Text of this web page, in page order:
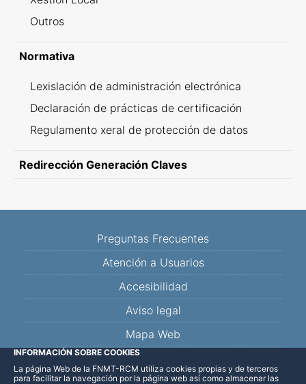
Outros
Normativa
Lexislación de administración electrónica
Declaración de prácticas de certificación
Regulamento xeral de protección de datos
Redirección Generación Claves
Preguntas Frecuentes
Atención a Usuarios
Accesibilidad
Aviso legal
Mapa Web
Facebook
TwitterYouTube
Blog Linkedin
INFORMACIÓN SOBRE COOKIES
La página Web de la FNMT-RCM utiliza cookies propias y de terceros
para facilitar la navegación por la página web así como almacenar las